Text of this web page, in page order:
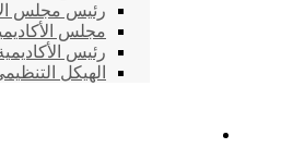
رئيس مجلس
مجلس
رئيس
الهيكل